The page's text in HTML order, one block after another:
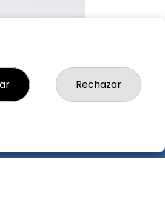
Imagen siguiente
Rechazar